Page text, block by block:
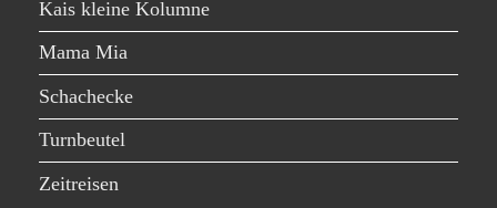
Kais kleine Kolumne
Mama Mia
Schachecke
Turnbeutel
Zeitreisen